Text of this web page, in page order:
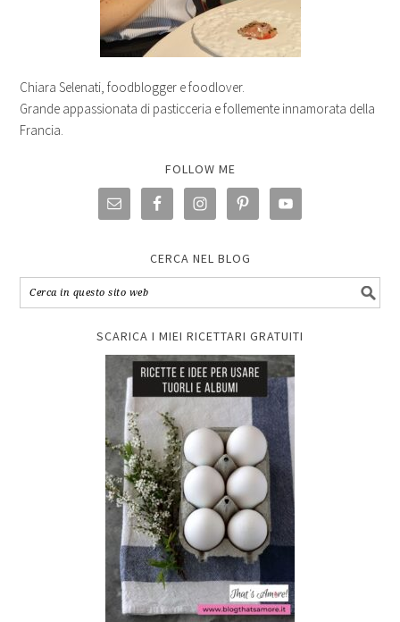
Chiara Selenati, foodblogger e foodlover.
Grande appassionata di pasticceria e follemente innamorata della
Francia.
FOLLOW ME
CERCA NEL BLOG
SCARICA I MIEI RICETTARI GRATUITI